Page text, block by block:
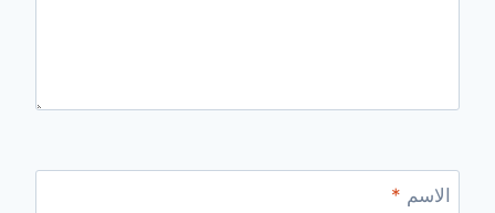
الاسم *